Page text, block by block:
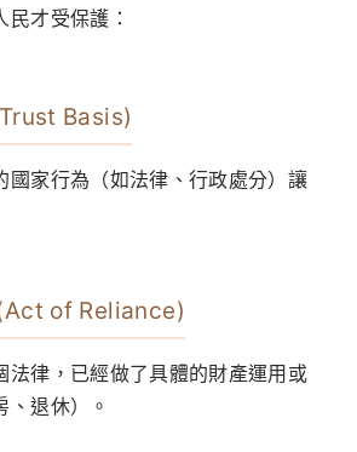
才受保護：
Basis)
國家行為（如法律、行政處分）讓
of Reliance)
法律，已經做了具體的財產運用或
、退休）。